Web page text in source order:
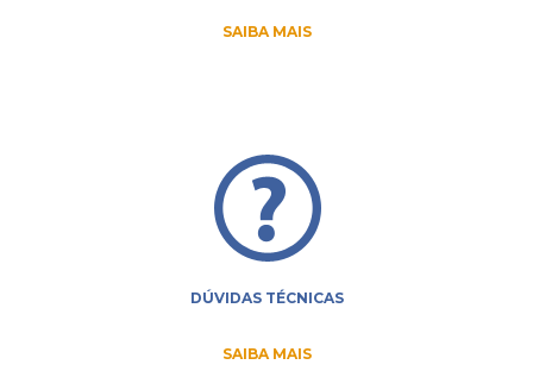
SAIBA MAIS
DÚVIDAS TÉCNICAS
SAIBA MAIS